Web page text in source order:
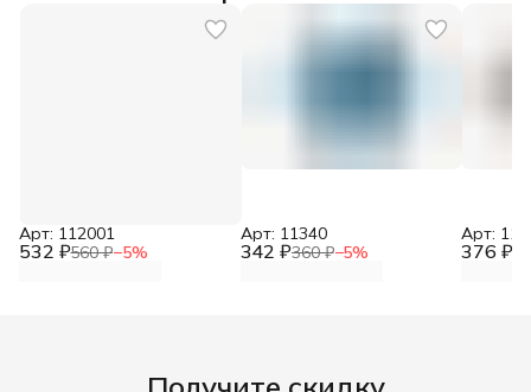
532 ₽560 ₽−5%
Арт: 112001
342 ₽360 ₽−5%
Арт: 11340
376 ₽
Арт: